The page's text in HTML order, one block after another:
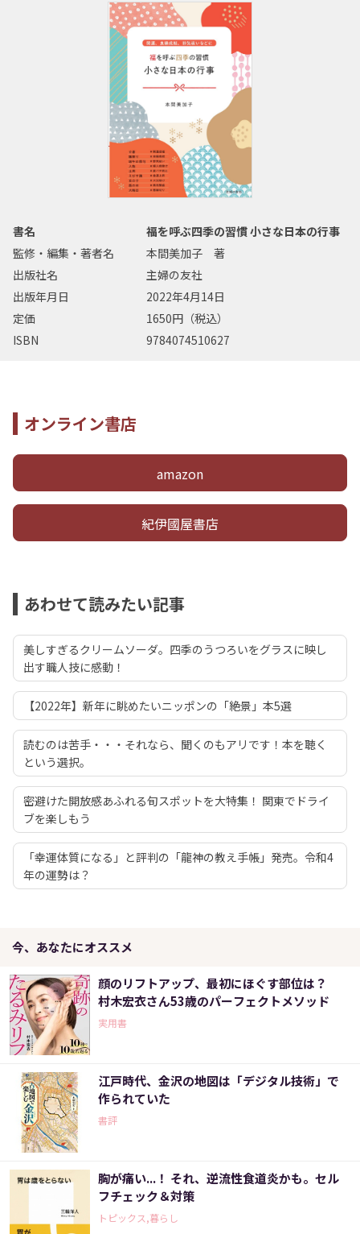
書名
福を呼ぶ四季の習慣 小さな日本の行事
監修・編集・著者名
本間美加子 著
出版社名
主婦の友社
出版年月日
2022年4月14日
定価
1650円（税込）
ISBN
9784074510627
オンライン書店
amazon
紀伊國屋書店
あわせて読みたい記事
美しすぎるクリームソーダ。四季のうつろいをグラスに映し
出す職人技に感動！
【2022年】新年に眺めたいニッポンの「絶景」本5選
読むのは苦手・・・それなら、聞くのもアリです！本を聴く
という選択。
密避けた開放感あふれる旬スポットを大特集！ 関東でドライ
ブを楽しもう
「幸運体質になる」と評判の「龍神の教え手帳」発売。令和4
年の運勢は？
今、あなたにオススメ
顔のリフトアップ、最初にほぐす部位は？
村木宏衣さん53歳のパーフェクトメソッド
実用書
江戸時代、金沢の地図は「デジタル技術」で
作られていた
書評
胸が痛い...！ それ、逆流性食道炎かも。セル
フチェック＆対策
トピックス,暮らし